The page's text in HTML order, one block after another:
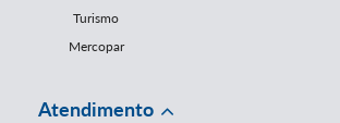
Turismo
Mercopar
Atendimento